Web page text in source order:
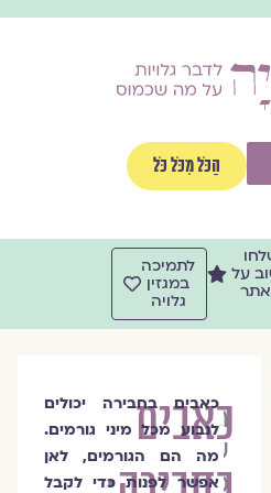
הַכֹּל מִכֹּל כֹּל
על
לתמיכה
במגזין
גלויה
כאבים
הרבנית
שרה
סגל־כץ
כאבים בחבירה יכולים
לנבוע מכל מיני גורמים.
מה הם הגורמים, לאן
אפשר לפנות כדי לקבל